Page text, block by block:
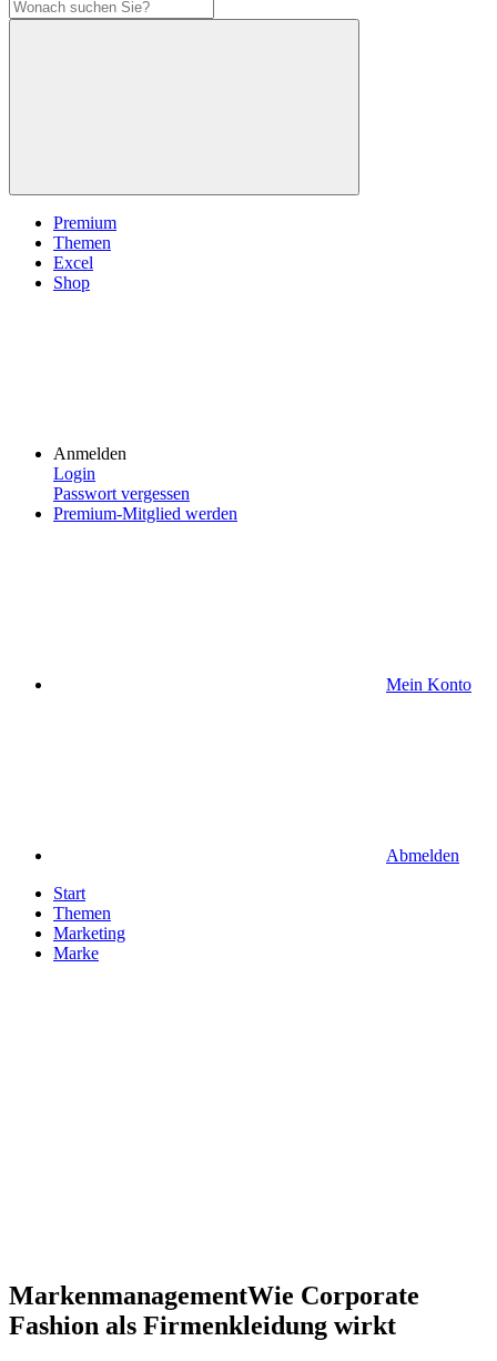
Premium
Themen
Excel
Shop
Anmelden
Login
Passwort vergessen
Premium-Mitglied werden
Mein Konto
Abmelden
Start
Themen
Marketing
Marke
MarkenmanagementWie Corporate
Fashion als Firmenkleidung wirkt